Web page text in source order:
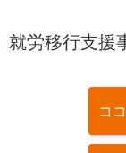
就労移行支援
コ